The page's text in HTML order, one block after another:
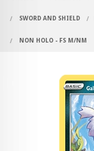
SWORD AND SHIELD
NON HOLO - FS M/NM